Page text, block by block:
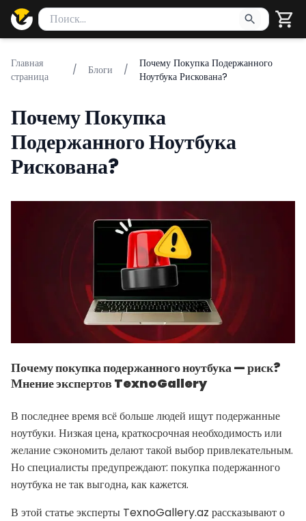
Поиск товаров
Введите минимум 2 символа для поиска. Нажмите Enter
Главная
страница
/ Блоги /
Почему Покупка Подержанного
Ноутбука Рискована?
Почему Покупка
Подержанного Ноутбука
Рискована?
Почему покупка подержанного ноутбука — риск?
Мнение экспертов TexnoGallery
В последнее время всё больше людей ищут подержанные
ноутбуки. Низкая цена, краткосрочная необходимость или
желание сэкономить делают такой выбор привлекательным.
Но специалисты предупреждают: покупка подержанного
ноутбука не так выгодна, как кажется.
В этой статье эксперты TexnoGallery.az рассказывают о